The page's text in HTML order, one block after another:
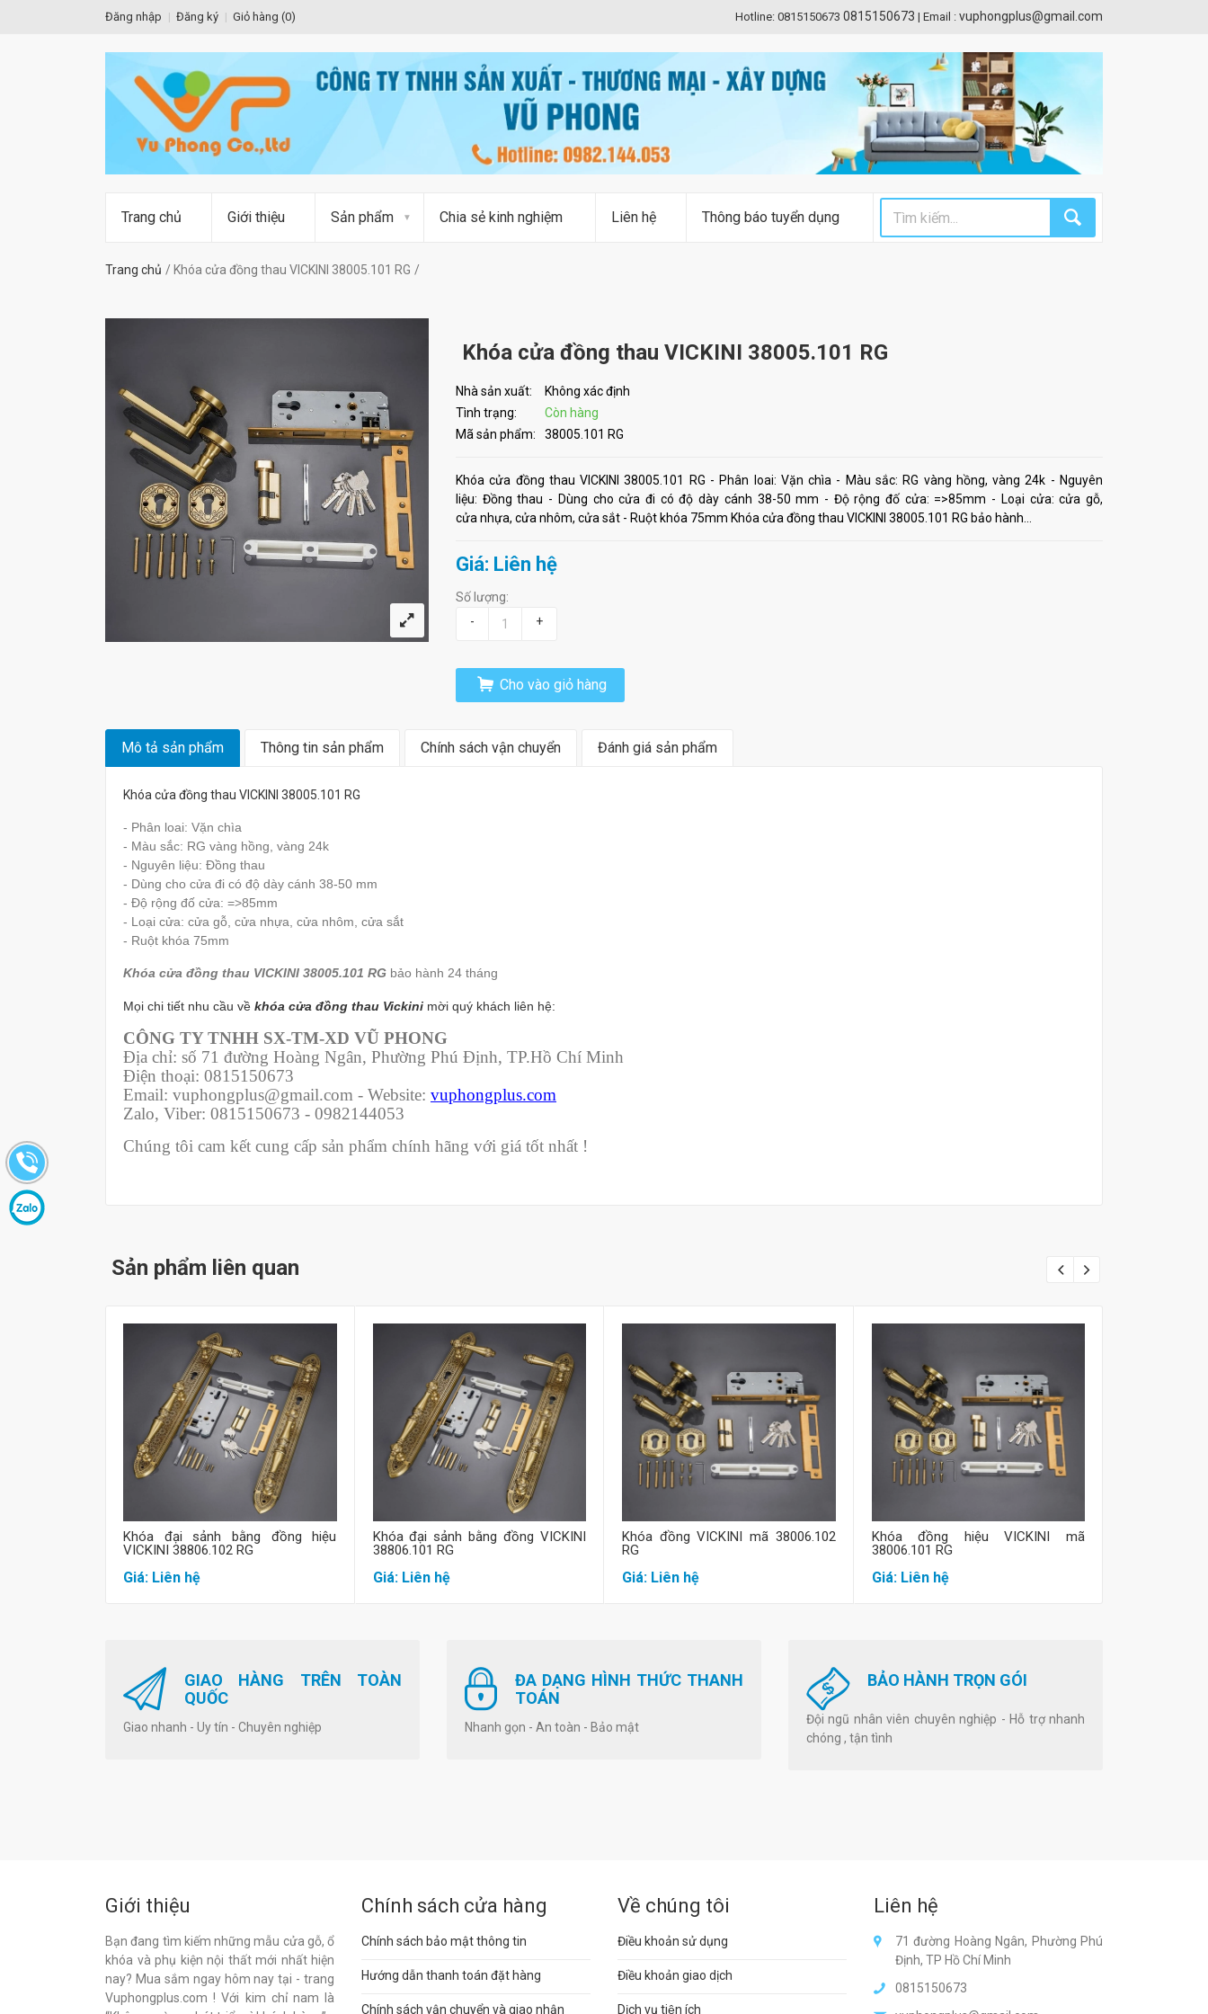
Đăng nhập Đăng ký Giỏ hàng (0) Hotline: 0815150673 0815150673 | Email : vuphongplus@gmail.com
Trang chủ Giới thiệu Sản phẩm Chia sẻ kinh nghiệm Liên hệ Thông báo tuyển dụng
Trang chủ Khóa cửa đồng thau VICKINI 38005.101 RG
Khóa cửa đồng thau VICKINI 38005.101 RG
Nhà sản xuất:
Không xác định
Tình trạng:
Còn hàng
Mã sản phẩm:
38005.101 RG
Khóa cửa đồng thau VICKINI 38005.101 RG - Phân loai: Vặn chìa - Màu sắc: RG vàng hồng, vàng 24k - Nguyên
liệu: Đồng thau - Dùng cho cửa đi có độ dày cánh 38-50 mm - Độ rộng đố cửa: =>85mm - Loại cửa: cửa gỗ,
cửa nhựa, cửa nhôm, cửa sắt - Ruột khóa 75mm Khóa cửa đồng thau VICKINI 38005.101 RG bảo hành...
Giá: Liên hệ
Số lượng:
-
+
Cho vào giỏ hàng
Mô tả sản phẩm Thông tin sản phẩm Chính sách vận chuyển Đánh giá sản phẩm
Khóa cửa đồng thau VICKINI 38005.101 RG
- Phân loai: Vặn chìa
- Màu sắc: RG vàng hồng, vàng 24k
- Nguyên liệu: Đồng thau
- Dùng cho cửa đi có độ dày cánh 38-50 mm
- Độ rộng đố cửa: =>85mm
- Loại cửa: cửa gỗ, cửa nhựa, cửa nhôm, cửa sắt
- Ruột khóa 75mm
Khóa cửa đồng thau VICKINI 38005.101 RG bảo hành 24 tháng
Mọi chi tiết nhu cầu về khóa cửa đồng thau Vickini mời quý khách liên hệ:
CÔNG TY TNHH SX-TM-XD VŨ PHONG
Địa chỉ: số 71 đường Hoàng Ngân, Phường Phú Định, TP.Hồ Chí Minh
Điện thoại: 0815150673
Email: vuphongplus@gmail.com - Website: vuphongplus.com
Zalo, Viber: 0815150673 - 0982144053
Chúng tôi cam kết cung cấp sản phẩm chính hãng với giá tốt nhất !
Sản phẩm liên quan
Mua hàng
Khóa đại sảnh bằng đồng hiệu
VICKINI 38806.102 RG
Giá: Liên hệ
Mua hàng
Khóa đại sảnh bằng đồng VICKINI
38806.101 RG
Giá: Liên hệ
Mua hàng
Khóa đồng VICKINI mã 38006.102
RG
Giá: Liên hệ
Mua hàng
Khóa đồng hiệu VICKINI mã
38006.101 RG
Giá: Liên hệ
GIAO HÀNG TRÊN TOÀN
QUỐC
Giao nhanh - Uy tín - Chuyên nghiệp
ĐA DẠNG HÌNH THỨC THANH
TOÁN
Nhanh gọn - An toàn - Bảo mật
BẢO HÀNH TRỌN GÓI
Đội ngũ nhân viên chuyên nghiệp - Hỗ trợ nhanh
chóng , tận tình
Giới thiệu
Bạn đang tìm kiếm những mẫu cửa gỗ, ổ
khóa và phụ kiện nội thất mới nhất hiện
nay? Mua sắm ngay hôm nay tại - trang
Vuphongplus.com ! Với kim chỉ nam là
Chính sách cửa hàng
Chính sách bảo mật thông tin
Hướng dẫn thanh toán đặt hàng
Chính sách vận chuyển và giao nhận
Về chúng tôi
Điều khoản sử dụng
Điều khoản giao dịch
Dịch vụ tiện ích
Liên hệ
71 đường Hoàng Ngân, Phường Phú
Định, TP Hồ Chí Minh
0815150673